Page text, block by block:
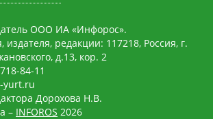
ООО ИА «Инфорос».
издателя, редакции: 117218, Россия, г.
д.13, кор. 2
84-11
yurt.ru
Дорохова Н.В.
– INFOROS 2026